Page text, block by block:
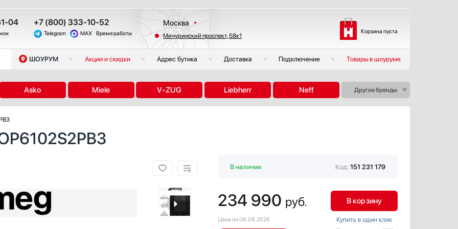
04 +7 (800) 333-10-52
Telegram MAX Время работы
Москва
Санкт-Петербург
Казань
Екатеринбург
Мичуринский проспект, 58к1
Корзина пуста
ШОУРУМ Акции и скидки Адрес бутика Доставка Подключение Товары в шоуруме
Asko Miele V-ZUG Liebherr Neff Другие бренды
В наличии Код: 151 231 179
234 990 руб. В корзину
Цена на 08.08.2026 Купить в один клик